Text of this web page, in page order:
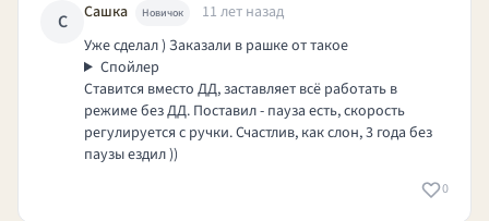
С Сашка Новичок
11 лет назад
Уже сделал ) Заказали в рашке от такое
Спойлер
Ставится вместо ДД, заставляет всё работать в
режиме без ДД. Поставил - пауза есть, скорость
регулируется с ручки. Счастлив, как слон, 3 года без
паузы ездил ))
0